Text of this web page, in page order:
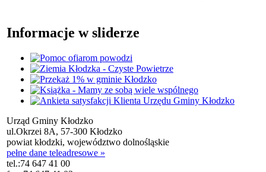
Informacje w sliderze
Urząd Gminy Kłodzko
ul.Okrzei 8A, 57-300 Kłodzko
powiat kłodzki, województwo dolnośląskie
pełne dane teleadresowe »
tel.:74 647 41 00